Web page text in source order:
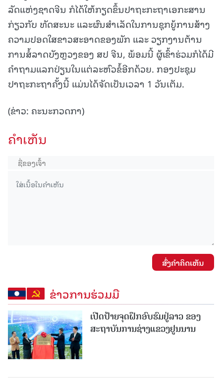
ລັດແຫ່ງຊາດຈີນ ກໍໄດ້ໃຫ້ກຽດຂຶ້ນປາຖະກະຖາເອກະສານ
ກ່ຽວກັບ ທັດສະນະ ແລະຜົນສຳເລັດໃນການຊຸກຍູ້ການສ້າງ
ຄວາມປອດໃສຂາວສະອາດຂອງພັກ ແລະ ວຽກງານຕ້ານ
ການສໍ້ລາດບັງຫຼວງຂອງ ສປ ຈີນ, ພ້ອມນີ້ ຜູ້ເຂົ້າຮ່ວມກໍໄດ້ມີ
ຄຳຖາມແລກປ່ຽນໃນແຕ່ລະຫົວຂໍ້ອີກດ້ວຍ. ກອງປະຊຸມ
ປາຖະກະຖາຄັ້ງນີ້ ແມ່ນໄດ້ຈັດເປັນເວລາ 1 ວັນເຕັມ.
(ຂ່າວ: ຄະນະກວດກາ)
ຄໍາເຫັນ
ສົ່ງຄໍາຄິດເຫັນ
ຂ່າວການຮ່ວມມື
ເປີດປ້າຍຈຸດຝຶກອົບຮົມຢູ່ລາວ ຂອງ
ສະຖາບັນການຊ່າງແຂວງຢູນນານ